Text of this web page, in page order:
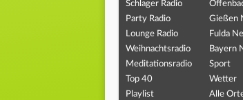
Schlager Radio
Party Radio
Lounge Radio
Weihnachtsradio
Meditationsradio
Top 40
Playlist
Gießen
Fulda
Bayern
Sport
Wetter
Alle